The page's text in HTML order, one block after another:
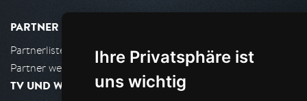
Ihre Privatsphäre ist
uns wichtig
PARTNER
Partnerliste
Partner werden
TV UND WOHNZIMMER